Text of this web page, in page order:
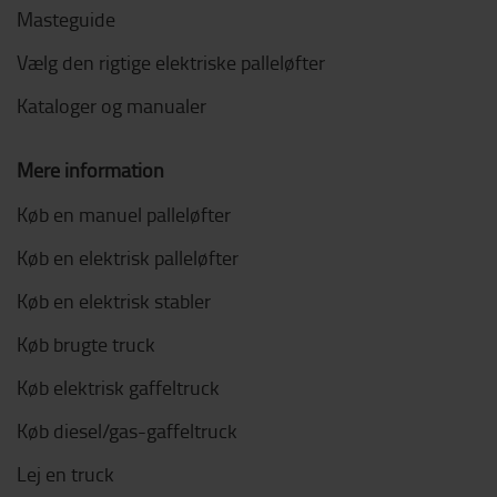
Masteguide
Vælg den rigtige elektriske palleløfter
Kataloger og manualer
Mere information
Køb en manuel palleløfter
Køb en elektrisk palleløfter
Køb en elektrisk stabler
Køb brugte truck
Køb elektrisk gaffeltruck
Køb diesel/gas-gaffeltruck
Lej en truck